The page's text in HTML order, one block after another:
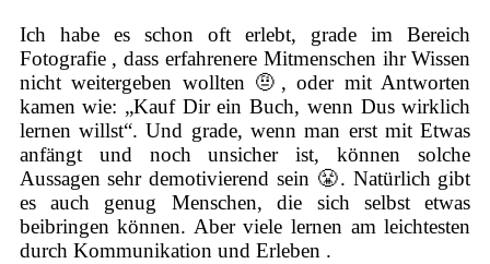
Ich habe es schon oft erlebt, grade im Bereich
Fotografie , dass erfahrenere Mitmenschen ihr Wissen
nicht weitergeben wollten 🤨, oder mit Antworten
kamen wie: „Kauf Dir ein Buch, wenn Dus wirklich
lernen willst“. Und grade, wenn man erst mit Etwas
anfängt und noch unsicher ist, können solche
Aussagen sehr demotivierend sein 😤. Natürlich gibt
es auch genug Menschen, die sich selbst etwas
beibringen können. Aber viele lernen am leichtesten
durch Kommunikation und Erleben .